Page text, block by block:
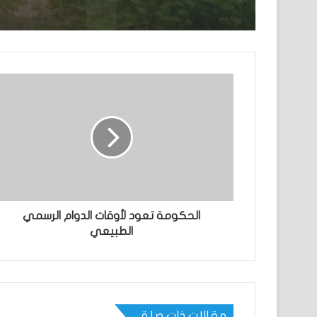
الحكومة تعود لأوقات الدوام الرسمي
الطبيعي